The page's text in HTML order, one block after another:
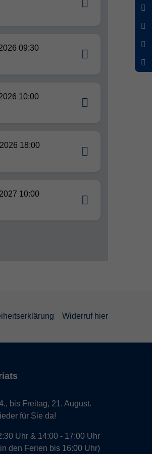
09:30
10:00
18:00
10:00
Widerruf hier
bis Freitag, 21. August.
für Sie da!
Uhr & 14:00 - 17:00 Uhr
den Ferien bis 16:00 Uhr)